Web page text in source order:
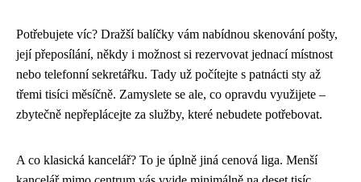
Potřebujete víc? Dražší balíčky vám nabídnou skenování pošty,
její přeposílání, někdy i možnost si rezervovat jednací místnost
nebo telefonní sekretářku. Tady už počítejte s patnácti sty až
třemi tisíci měsíčně. Zamyslete se ale, co opravdu využijete –
zbytečně nepřeplácejte za služby, které nebudete potřebovat.
A co klasická kancelář? To je úplně jiná cenová liga. Menší